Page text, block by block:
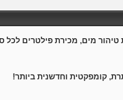
מים, מכירת פילטרים לכל
קומפקטית וחדשנית ביותר!